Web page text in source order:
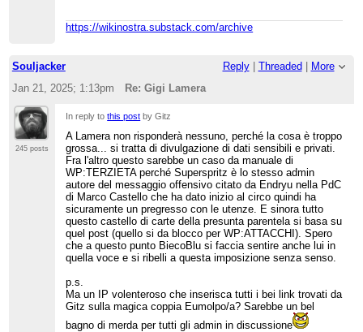
https://wikinostra.substack.com/archive
Souljacker Reply| Threaded
More
Jan 21, 2025; 1:13pm
Re: Gigi Lamera
245 posts
In reply tothis post by Gitz
A Lamera non risponderà nessuno, perché la cosa è troppo
grossa... si tratta di divulgazione di dati sensibili e privati.
Fra l'altro questo sarebbe un caso da manuale di
WP:TERZIETA perché Superspritz è lo stesso admin
autore del messaggio offensivo citato da Endryu nella PdC
di Marco Castello che ha dato inizio al circo quindi ha
sicuramente un pregresso con le utenze. E sinora tutto
questo castello di carte della presunta parentela si basa su
quel post (quello si da blocco per WP:ATTACCHI). Spero
che a questo punto BiecoBlu si faccia sentire anche lui in
quella voce e si ribelli a questa imposizione senza senso.
p.s.
Ma un IP volenteroso che inserisca tutti i bei link trovati da
Gitz sulla magica coppia Eumolpo/a? Sarebbe un bel
bagno di merda per tutti gli admin in discussione